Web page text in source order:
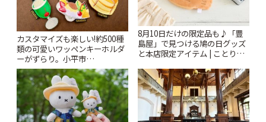
カスタマイズも楽しい!約500種
類の可愛いワッペンキーホルダ
ーがずらり。小平市
「Kimamaya T&K」 | ことりっ
ぷ
8月10日だけの限定品も♪「豊
島屋」で見つける鳩の日グッズ
と本店限定アイテム | ことりっ